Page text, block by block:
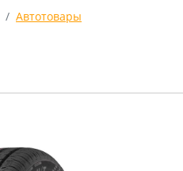
Автотовары